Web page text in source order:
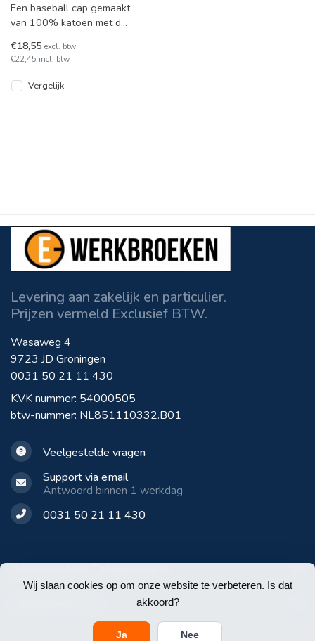
Wij slaan cookies op om onze website te verbeteren. Is dat
akkoord?
Ja Nee
Een baseball cap gemaakt
van 100% katoen met de
geborduurd op de
voorkant.
€18,55 excl. btw
€22,45 incl. btw
Vergelijk
Levering aan zakelijk en particulier.
Prijzen vermeld Exclusief BTW.
Wasaweg 4
9723 JD Groningen
0031 50 21 11 430
KVK nummer: 54000505
btw-nummer: NL851110332.B01
Veelgestelde vragen
Support via email
Antwoord binnen 1 werkdag
0031 50 21 11 430